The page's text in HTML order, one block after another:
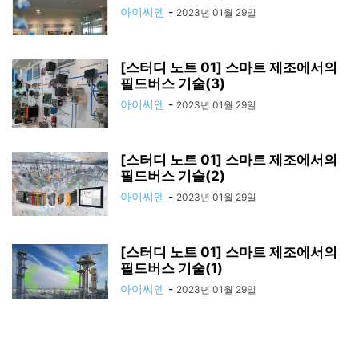
아이씨엔 - 2023년 01월 29일
[스터디 노트 01] 스마트 제조에서의
필드버스 기술(3)
아이씨엔 - 2023년 01월 29일
[스터디 노트 01] 스마트 제조에서의
필드버스 기술(2)
아이씨엔 - 2023년 01월 29일
[스터디 노트 01] 스마트 제조에서의
필드버스 기술(1)
아이씨엔 - 2023년 01월 29일